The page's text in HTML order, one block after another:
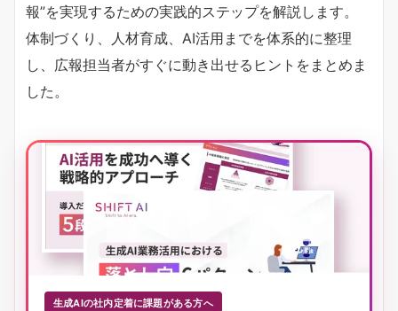
報”を実現するための実践的ステップを解説します。
体制づくり、人材育成、AI活用までを体系的に整理
し、広報担当者がすぐに動き出せるヒントをまとめま
した。
生成AIの社内定着に課題がある方へ